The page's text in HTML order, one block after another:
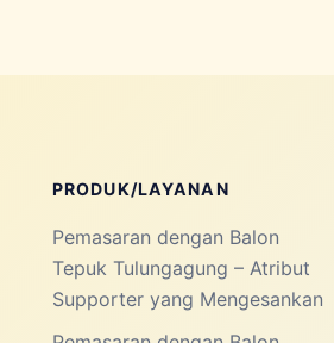
PRODUK/LAYANAN
Pemasaran dengan Balon
Tepuk Tulungagung – Atribut
Supporter yang Mengesankan